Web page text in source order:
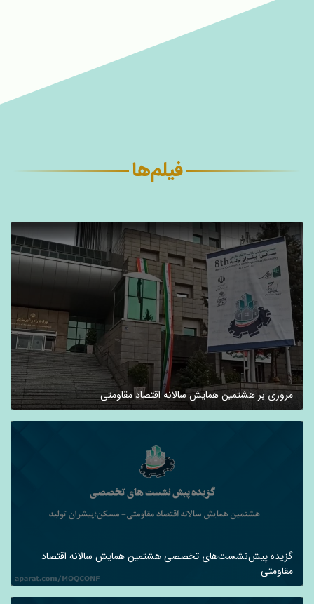
فیلم‌ها
مروری بر هشتمین همایش سالانه اقتصاد مقاومتی
گزیده پیش‌نشست‌های تخصصی هشتمین همایش سالانه اقتصاد
مقاومتی